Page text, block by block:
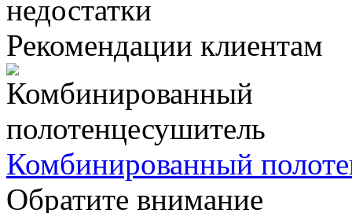
Рекомендации клиентам
Комбинированный
Обратите внимание